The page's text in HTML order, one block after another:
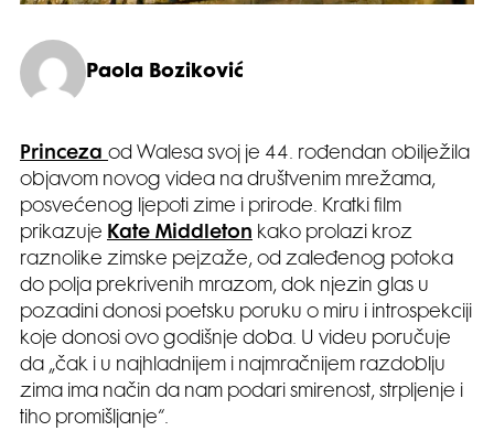
Paola Boziković
Princeza od Walesa svoj je 44. rođendan obilježila
objavom novog videa na društvenim mrežama,
posvećenog ljepoti zime i prirode. Kratki film
prikazuje Kate Middleton kako prolazi kroz
raznolike zimske pejzaže, od zaleđenog potoka
do polja prekrivenih mrazom, dok njezin glas u
pozadini donosi poetsku poruku o miru i introspekciji
koje donosi ovo godišnje doba. U videu poručuje
da „čak i u najhladnijem i najmračnijem razdoblju
zima ima način da nam podari smirenost, strpljenje i
tiho promišljanje“.